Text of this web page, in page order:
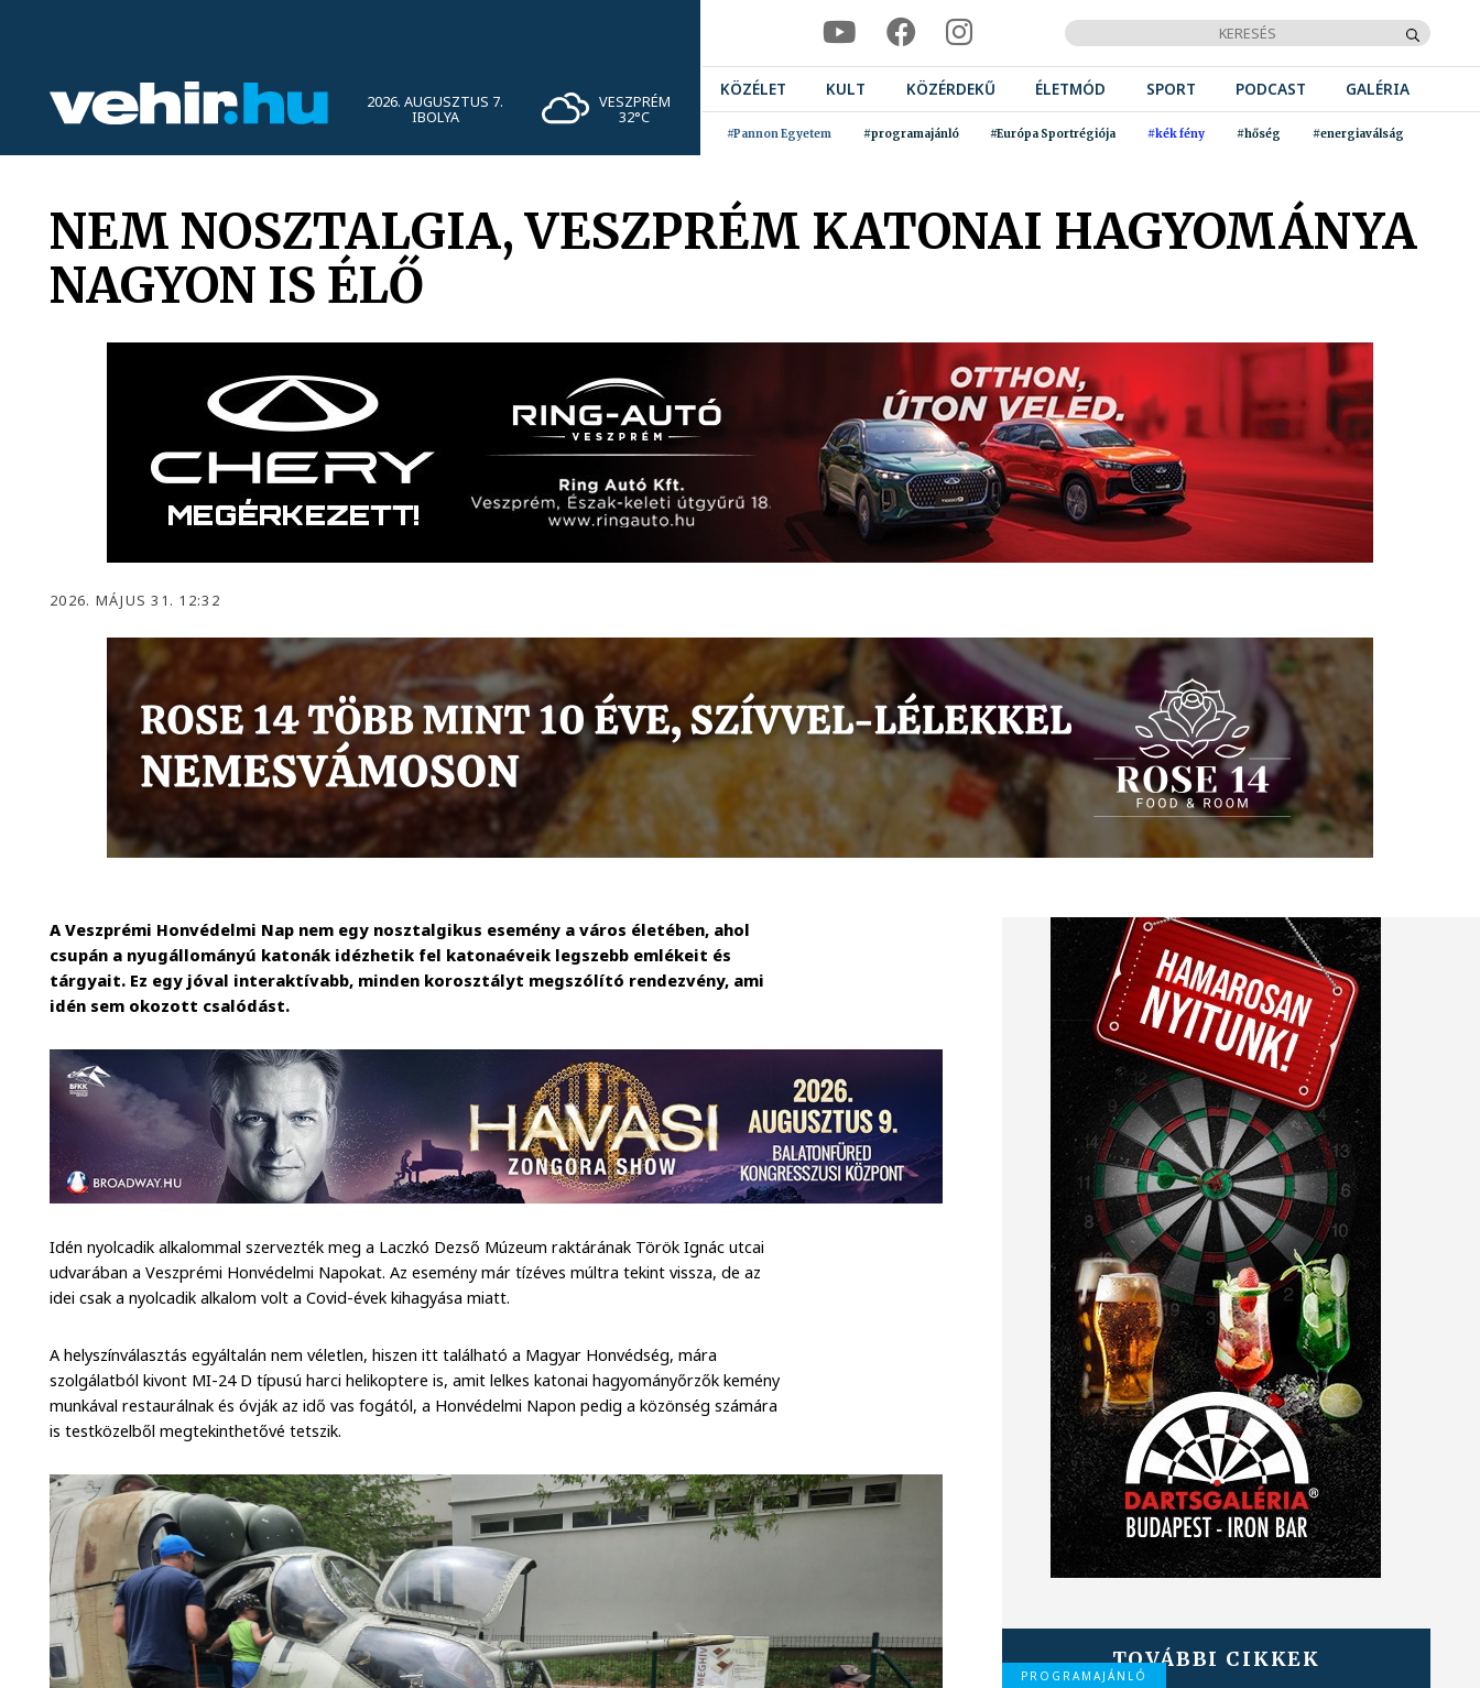
2026. AUGUSZTUS 7.
IBOLYA
VESZPRÉM
32°C
KÖZÉLET KULT KÖZÉRDEKŰ ÉLETMÓD SPORT PODCAST GALÉRIA
#Pannon Egyetem #programajánló #Európa Sportrégiója #kék fény #hőség #energiaválság
NEM NOSZTALGIA, VESZPRÉM KATONAI HAGYOMÁNYA
NAGYON IS ÉLŐ
2026. MÁJUS 31. 12:32
A Veszprémi Honvédelmi Nap nem egy nosztalgikus esemény a város életében, ahol
csupán a nyugállományú katonák idézhetik fel katonaéveik legszebb emlékeit és
tárgyait. Ez egy jóval interaktívabb, minden korosztályt megszólító rendezvény, ami
idén sem okozott csalódást.
Idén nyolcadik alkalommal szervezték meg a Laczkó Dezső Múzeum raktárának Török Ignác utcai
udvarában a Veszprémi Honvédelmi Napokat. Az esemény már tízéves múltra tekint vissza, de az
idei csak a nyolcadik alkalom volt a Covid-évek kihagyása miatt.
A helyszínválasztás egyáltalán nem véletlen, hiszen itt található a Magyar Honvédség, mára
szolgálatból kivont MI-24 D típusú harci helikoptere is, amit lelkes katonai hagyományőrzők kemény
munkával restaurálnak és óvják az idő vas fogától, a Honvédelmi Napon pedig a közönség számára
is testközelből megtekinthetővé tetszik.
TOVÁBBI CIKKEK
PROGRAMAJÁNLÓ